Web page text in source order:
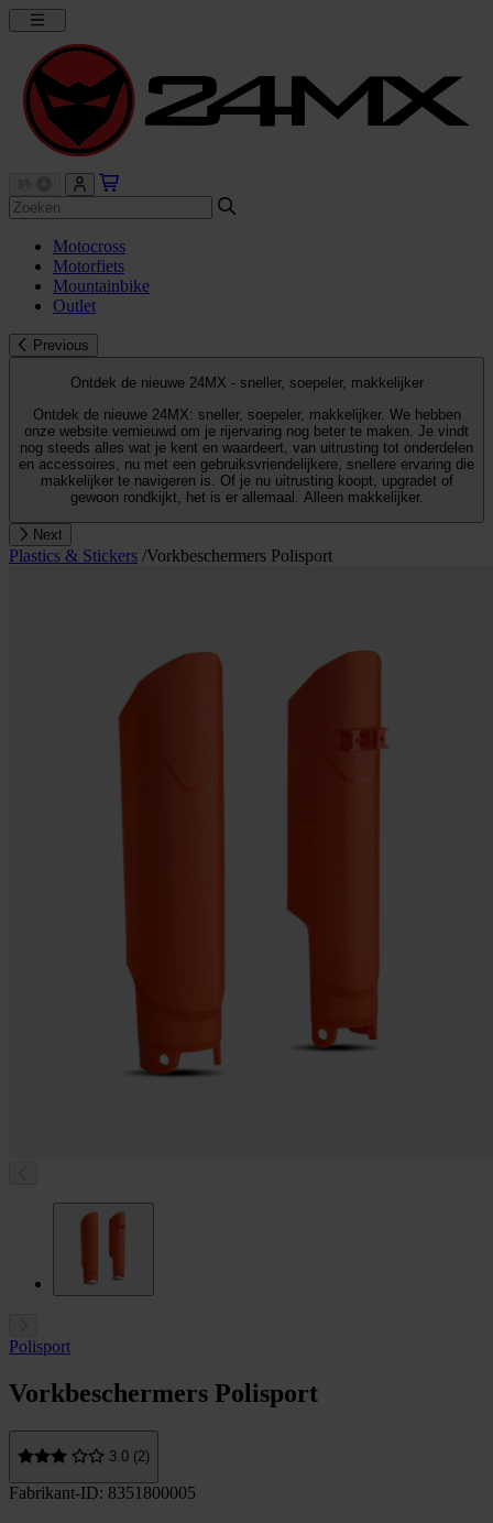
Motocross
Motorfiets
Mountainbike
Outlet
Previous
Ontdek de nieuwe 24MX - sneller, soepeler, makkelijker
Ontdek de nieuwe 24MX: sneller, soepeler, makkelijker. We hebben
onze website vernieuwd om je rijervaring nog beter te maken. Je vindt
nog steeds alles wat je kent en waardeert, van uitrusting tot onderdelen
en accessoires, nu met een gebruiksvriendelijkere, snellere ervaring die
makkelijker te navigeren is. Of je nu uitrusting koopt, upgradet of
gewoon rondkijkt, het is er allemaal. Alleen makkelijker.
Next
Plastics & Stickers /Vorkbeschermers Polisport
Polisport
Vorkbeschermers Polisport
3.0 (2)
Fabrikant-ID: 8351800005